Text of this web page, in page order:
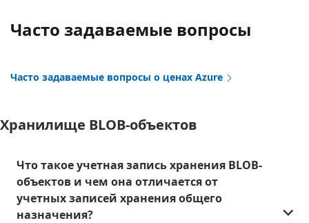
Часто задаваемые вопросы
Часто задаваемые вопросы о ценах Azure
Хранилище BLOB-объектов
Что такое учетная запись хранения BLOB-
объектов и чем она отличается от
учетных записей хранения общего
назначения?